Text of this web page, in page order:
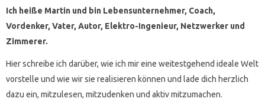
Ich heiße Martin und bin Lebensunternehmer, Coach,
Vordenker, Vater, Autor, Elektro-Ingenieur, Netzwerker und
Zimmerer.
Hier schreibe ich darüber, wie ich mir eine weitestgehend ideale Welt
vorstelle und wie wir sie realisieren können und lade dich herzlich
dazu ein, mitzulesen, mitzudenken und aktiv mitzumachen.